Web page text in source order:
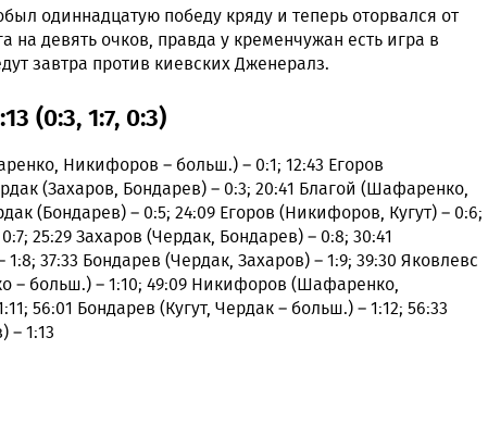
одиннадцатую победу кряду и теперь оторвался от
на девять очков, правда у кременчужан есть игра в
завтра против киевских Дженералз.
(0:3, 1:7, 0:3)
Никифоров – больш.) – 0:1; 12:43 Егоров
(Захаров, Бондарев) – 0:3; 20:41 Благой (Шафаренко,
(Бондарев) – 0:5; 24:09 Егоров (Никифоров, Кугут) – 0:6;
25:29 Захаров (Чердак, Бондарев) – 0:8; 30:41
37:33 Бондарев (Чердак, Захаров) – 1:9; 39:30 Яковлевс
– больш.) – 1:10; 49:09 Никифоров (Шафаренко,
56:01 Бондарев (Кугут, Чердак – больш.) – 1:12; 56:33
– 1:13